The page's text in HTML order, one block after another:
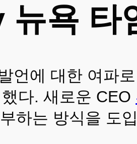
뉴욕
언에 대한 여파
다. 새로운 CEO
하는 방식을 도